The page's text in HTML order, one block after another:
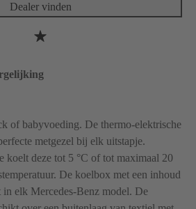
Dealer vinden
of babyvoeding. De thermo-elektrische
metgezel bij elk uitstapje.
koelt deze tot 5 °C of tot maximaal 20
De koelbox met een inhoud
in elk Mercedes-Benz model. De